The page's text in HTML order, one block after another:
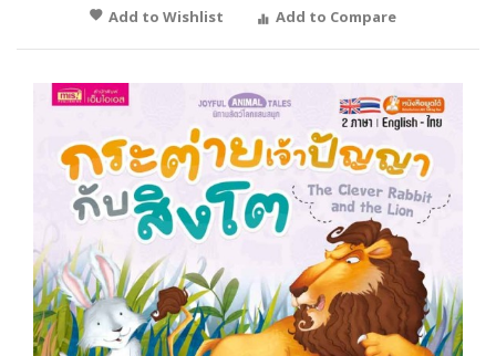
Add to Wishlist
Add to Compare